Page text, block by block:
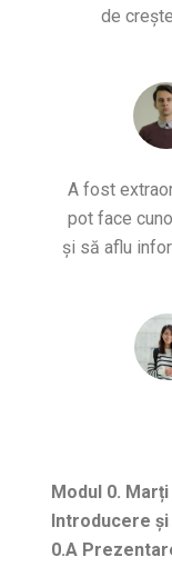
de
A fost
pot face
și să aflu
Modul 0.
Introducere
0.A